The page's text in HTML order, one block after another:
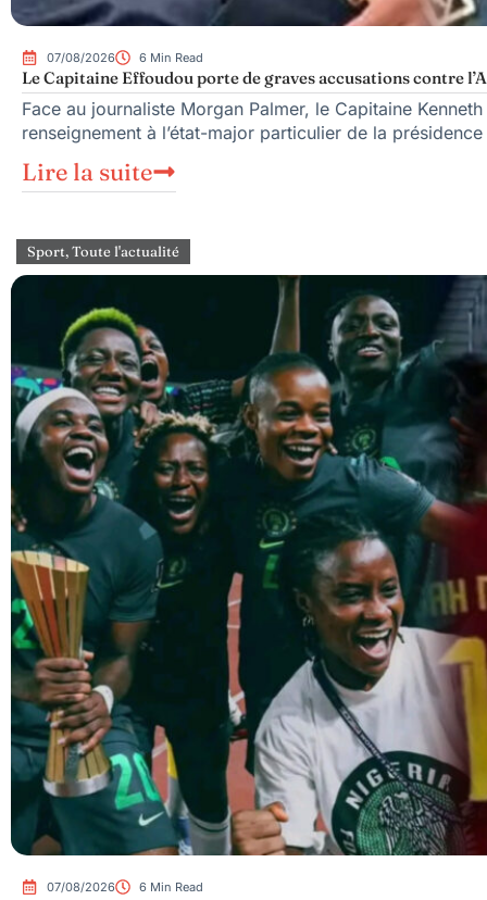
07/08/2026 6 Min Read
Le Capitaine Effoudou porte de graves accusations contre
Face au journaliste Morgan Palmer, le Capitaine
renseignement à l’état-major particulier de la
Lire la suite
Sport,Toute l'actualité
07/08/2026 6 Min Read